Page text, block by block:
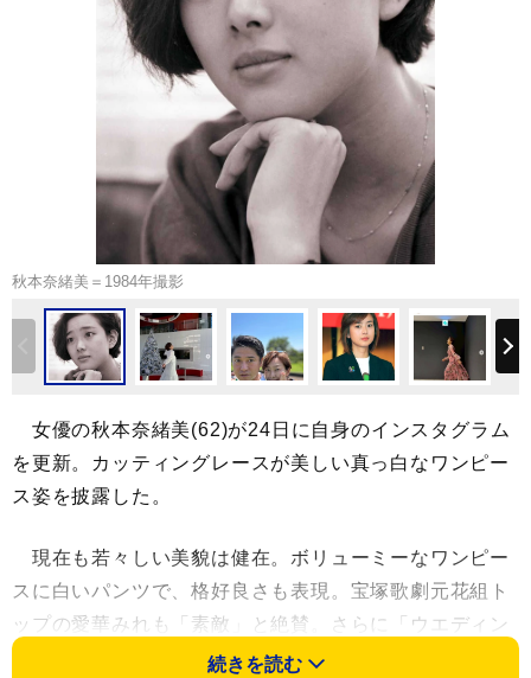
秋本奈緒美＝1984年撮影
女優の秋本奈緒美(62)が24日に自身のインスタグラム
を更新。カッティングレースが美しい真っ白なワンピー
ス姿を披露した。
現在も若々しい美貌は健在。ボリューミーなワンピー
スに白いパンツで、格好良さも表現。宝塚歌劇元花組ト
ップの愛華みれも「素敵」と絶賛。さらに「ウエディン
グみたい」「きれーい♡女神さまみたーい」というフォ
続きを読む